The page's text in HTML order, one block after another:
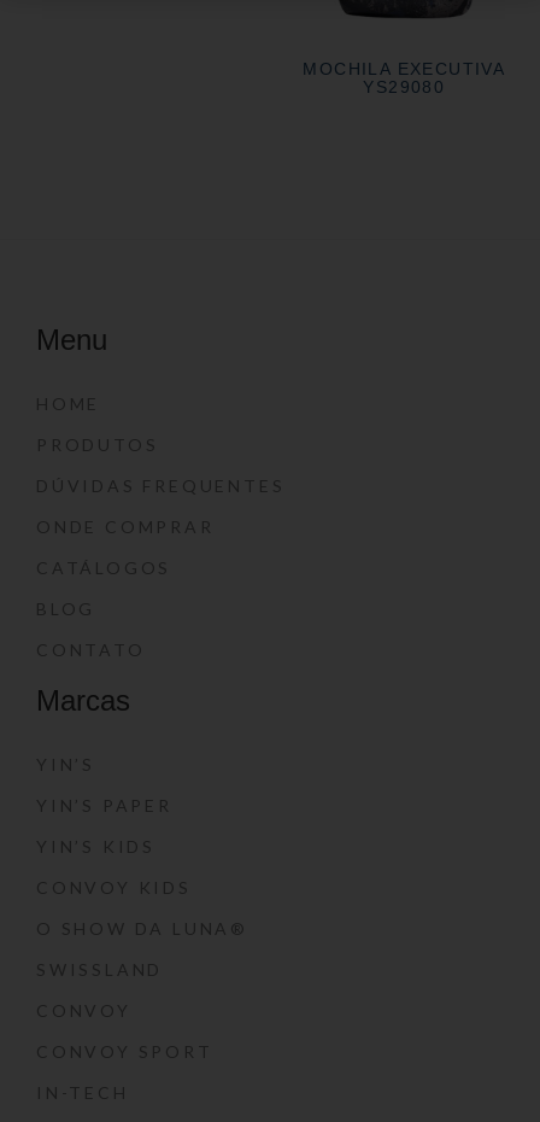
MOCHILA EXECUTIVA
YS29080
Menu
HOME
PRODUTOS
DÚVIDAS FREQUENTES
ONDE COMPRAR
CATÁLOGOS
BLOG
CONTATO
Marcas
YIN’S
YIN’S PAPER
YIN’S KIDS
CONVOY KIDS
O SHOW DA LUNA®
SWISSLAND
CONVOY
CONVOY SPORT
IN-TECH